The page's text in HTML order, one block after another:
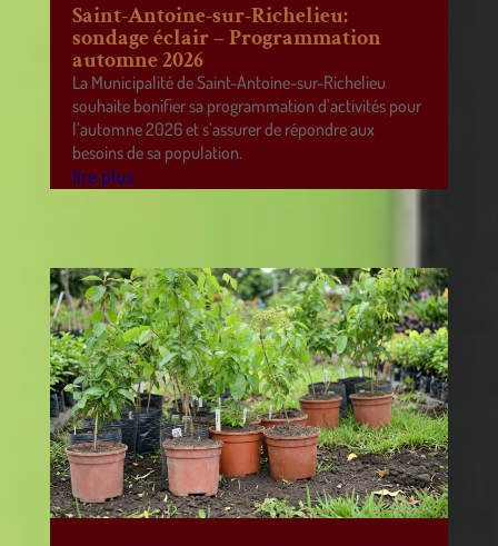
Saint-Antoine-sur-Richelieu:
sondage éclair – Programmation
automne 2026
La Municipalité de Saint-Antoine-sur-Richelieu
souhaite bonifier sa programmation d’activités pour
l’automne 2026 et s’assurer de répondre aux
besoins de sa population.
lire plus